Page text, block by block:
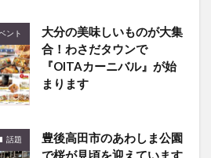
ント
大分の美味しいものが大集
合！わさだタウンで
『OITAカーニバル』が始
まります
話題
豊後高田市のあわしま公園
で桜が見頃を迎えています